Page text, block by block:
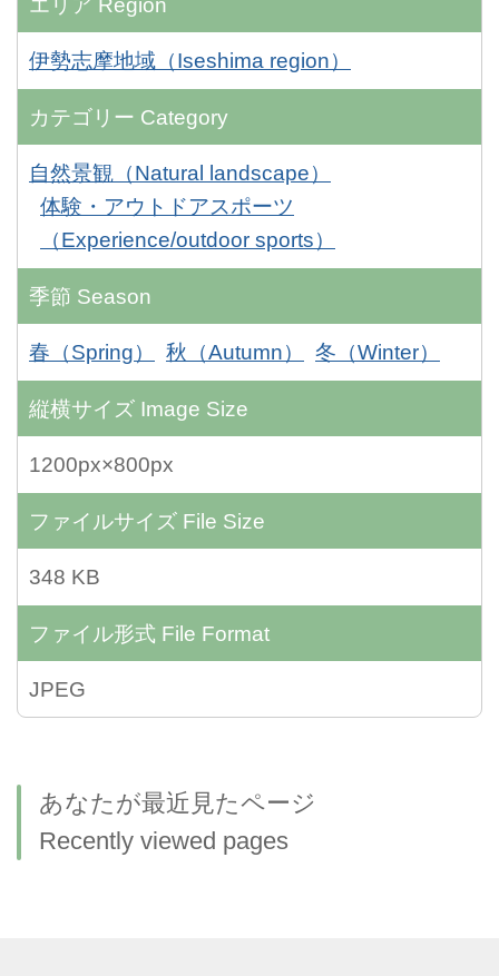
伊勢志摩地域（Iseshima region）
カテゴリー Category
自然景観（Natural landscape）
体験・アウトドアスポーツ
（Experience/outdoor sports）
季節 Season
春（Spring） 秋（Autumn） 冬（Winter）
縦横サイズ Image Size
1200px×800px
ファイルサイズ File Size
348 KB
ファイル形式 File Format
JPEG
あなたが最近見たページ
Recently viewed pages